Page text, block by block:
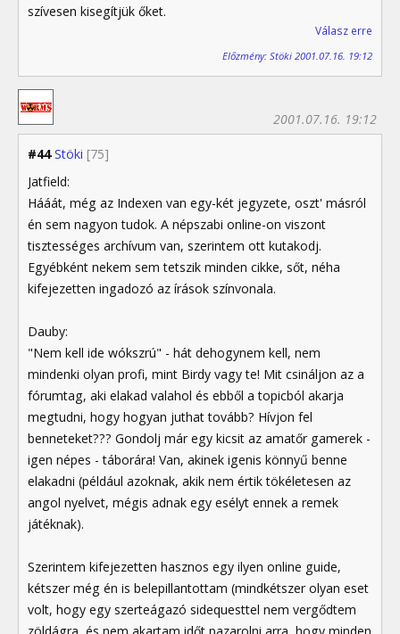
szívesen kisegítjük őket.
Válasz erre
Előzmény: Stöki 2001.07.16. 19:12
#44 Stöki [75]
2001.07.16. 19:12
Jatfield:
Hááát, még az Indexen van egy-két jegyzete, oszt' másról
én sem nagyon tudok. A népszabi online-on viszont
tisztességes archívum van, szerintem ott kutakodj.
Egyébként nekem sem tetszik minden cikke, sőt, néha
kifejezetten ingadozó az írások színvonala.
Dauby:
"Nem kell ide wókszrú" - hát dehogynem kell, nem
mindenki olyan profi, mint Birdy vagy te! Mit csináljon az a
fórumtag, aki elakad valahol és ebből a topicból akarja
megtudni, hogy hogyan juthat tovább? Hívjon fel
benneteket??? Gondolj már egy kicsit az amatőr gamerek -
igen népes - táborára! Van, akinek igenis könnyű benne
elakadni (például azoknak, akik nem értik tökéletesen az
angol nyelvet, mégis adnak egy esélyt ennek a remek
játéknak).
Szerintem kifejezetten hasznos egy ilyen online guide,
kétszer még én is belepillantottam (mindkétszer olyan eset
volt, hogy egy szerteágazó sidequesttel nem vergődtem